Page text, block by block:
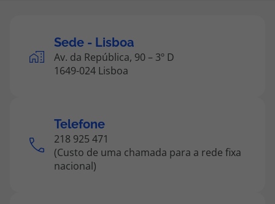
Apoio ao cliente em Portugal
218 925 471
218 925 471
Custo de uma chamada para a rede fixa nacional.
A sua agência de viagens Top Atlântico tem a preocupação de estar
sempre mais perto de si, para maior comodidade e total facilidade
Sede - Lisboa
Av. da República, 90 – 3º D
1649-024 Lisboa
Telefone
218 925 471
(Custo de uma chamada para a rede fixa
nacional)